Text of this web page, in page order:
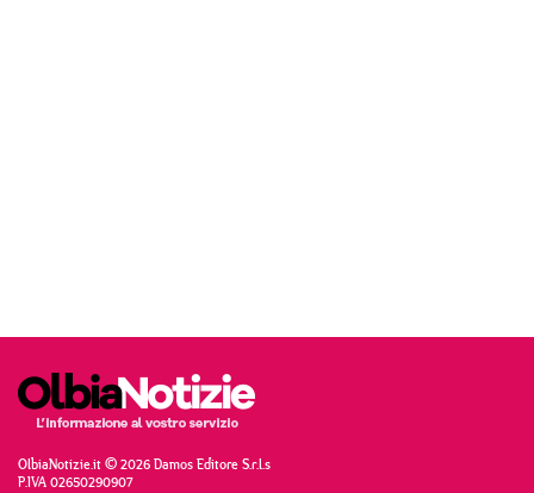
OlbiaNotizie.it © 2026 Damos Editore S.r.l.s
P.IVA 02650290907